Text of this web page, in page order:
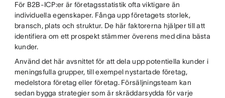
För B2B-ICP:er är företagsstatistik ofta viktigare än
individuella egenskaper. Fånga upp företagets storlek,
bransch, plats och struktur. De här faktorerna hjälper till att
identifiera om ett prospekt stämmer överens med dina bästa
kunder.
Använd det här avsnittet för att dela upp potentiella kunder i
meningsfulla grupper, till exempel nystartade företag,
medelstora företag eller företag. Försäljningsteam kan
sedan bygga strategier som är skräddarsydda för varje